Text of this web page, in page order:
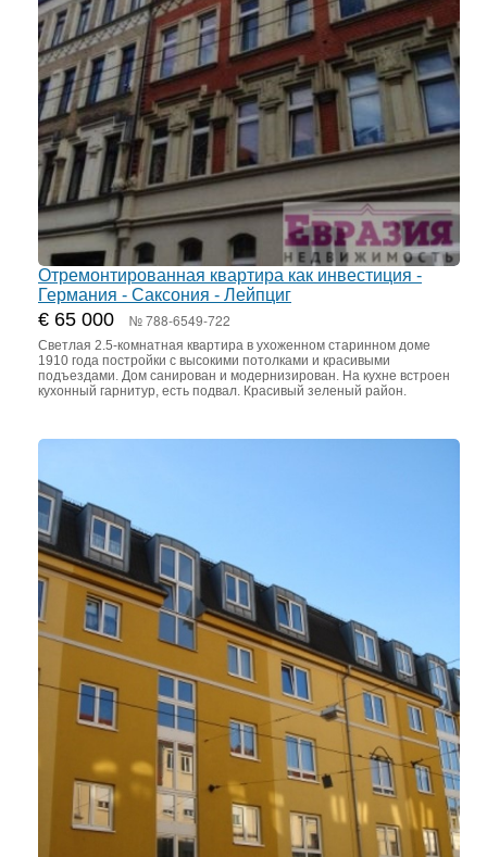
Отремонтированная квартира как инвестиция -
Германия - Саксония - Лейпциг
€ 65 000 № 788-6549-722
Светлая 2.5-комнатная квартира в ухоженном старинном доме
1910 года постройки с высокими потолками и красивыми
подъездами. Дом санирован и модернизирован. На кухне встроен
кухонный гарнитур, есть подвал. Красивый зеленый район.